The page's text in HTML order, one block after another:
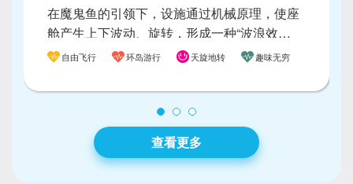
在魔鬼鱼的引领下，设施通过机械原理，使座
舱产生上下波动、旋转，形成一种“波浪效
应”的体验，带给您惊心动魄的刺激和风驰快感
自由飞行 环岛游行 天旋地转 趣味无穷
查看更多